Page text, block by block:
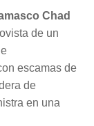
Chad
de un
escamas de
de
en una